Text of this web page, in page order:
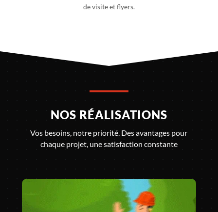
de visite et flyers.
NOS RÉALISATIONS
Vos besoins, notre priorité. Des avantages pour
chaque projet, une satisfaction constante